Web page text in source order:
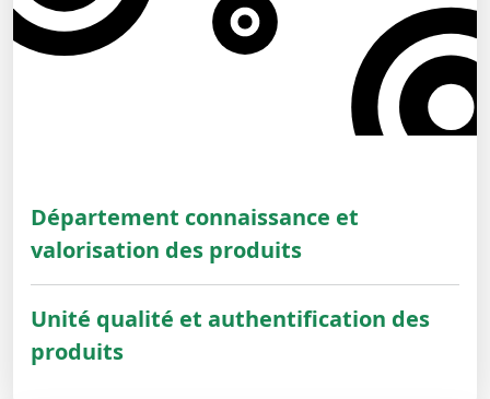
Département connaissance et
valorisation des produits
Unité qualité et authentification des
produits